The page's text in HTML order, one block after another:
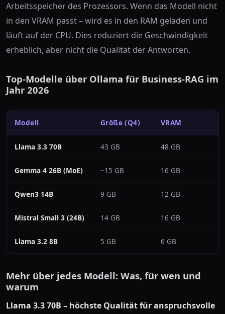
Arbeitsspeicher des Prozessors. Wenn das Modell nicht
in den VRAM passt – wird es in den RAM geladen und
läuft auf der CPU. Dies reduziert die Geschwindigkeit
erheblich, aber nicht die Qualität der Antworten.
Top-Modelle über Ollama für Business-RAG im
Jahr 2026
Modell Größe (Q4) VRAM
Llama 3.3 70B 43 GB 48 GB
Gemma 4 26B (MoE) ~15 GB 16 GB
Qwen3 14B 9 GB 12 GB
Mistral Small 3 (24B) 14 GB 16 GB
Llama 3.2 8B 5 GB 6 GB
Mehr über jedes Modell: Was, für wen und
warum
Llama 3.3 70B – höchste Qualität für anspruchsvolle